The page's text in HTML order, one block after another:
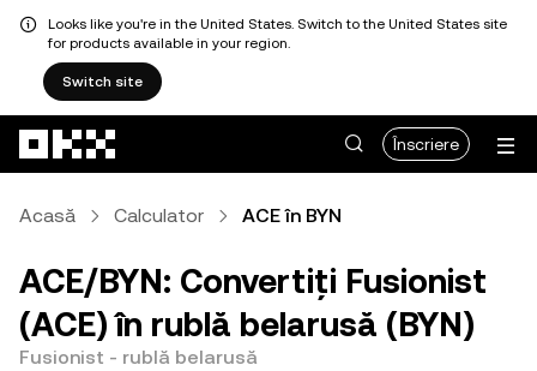
Looks like you're in the United States. Switch to the United States site
for products available in your region.
Switch site
Înscriere
Acasă Calculator ACE în BYN
ACE/BYN: Convertiți Fusionist
(ACE) în rublă belarusă (BYN)
Fusionist - rublă belarusă